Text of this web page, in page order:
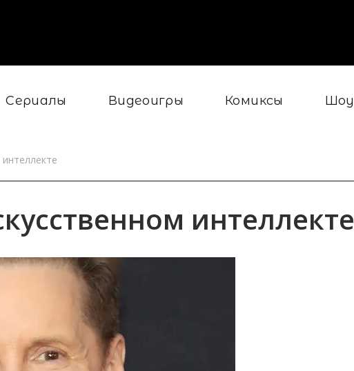
Сериалы Видеоигры Комиксы Шоу
интеллекте